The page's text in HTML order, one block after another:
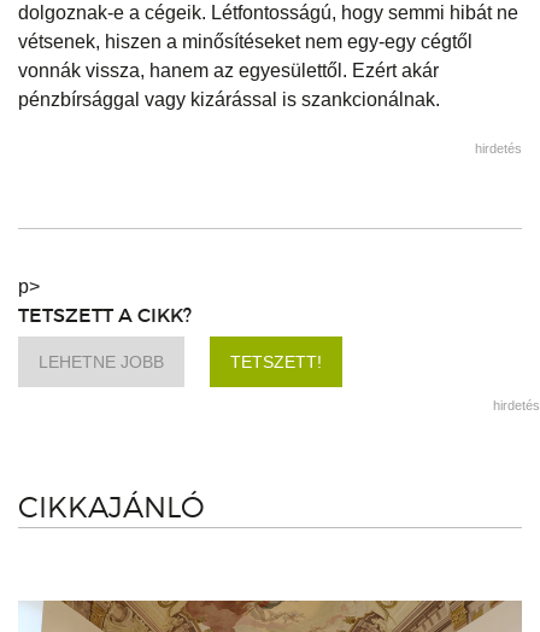
dolgoznak-e a cégeik. Létfontosságú, hogy semmi hibát ne
vétsenek, hiszen a minősítéseket nem egy-egy cégtől
vonnák vissza, hanem az egyesülettől. Ezért akár
pénzbírsággal vagy kizárással is szankcionálnak.
hirdetés
p>
TETSZETT A CIKK?
LEHETNE JOBB TETSZETT!
hirdetés
CIKKAJÁNLÓ